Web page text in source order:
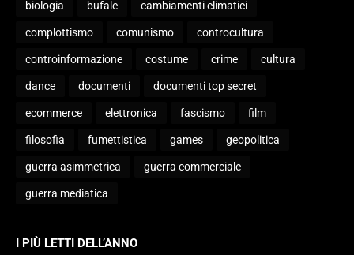
biologia bufale cambiamenti climatici
complottismo comunismo controcultura
controinformazione costume crime cultura
dance documenti documenti top secret
ecommerce elettronica fascismo film
filosofia fumettistica games geopolitica
guerra asimmetrica guerra commerciale
guerra mediatica
I PIÙ LETTI DELL’ANNO